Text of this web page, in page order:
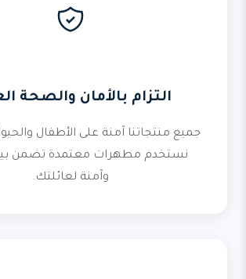
التزام بالأمان والصحة
جميع منتجاتنا آمنة على الأطفال
نستخدم مطهرات معتمدة تضمن
وآمنة لعائلتك.